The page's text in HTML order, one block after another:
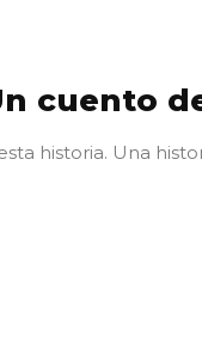
cuento
historia. Una